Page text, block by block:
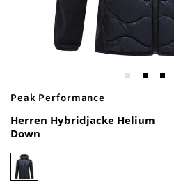
Zum
Anfang
der
Bildgalerie
springen
Peak Performance
Herren Hybridjacke Helium
Down